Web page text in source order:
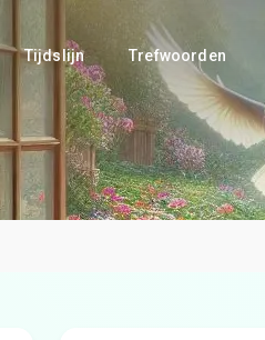
Tijdslijn Trefwoorden